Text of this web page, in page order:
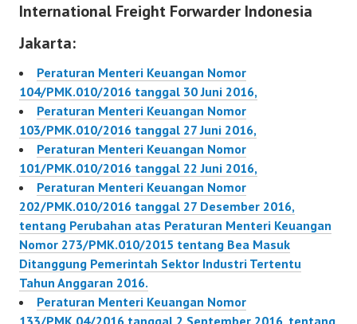
255/PMK.010/2016
International Freight Forwarder Indonesia
Jakarta:
Peraturan Menteri Keuangan Nomor
104/PMK.010/2016 tanggal 30 Juni 2016,
Peraturan Menteri Keuangan Nomor
103/PMK.010/2016 tanggal 27 Juni 2016,
Peraturan Menteri Keuangan Nomor
101/PMK.010/2016 tanggal 22 Juni 2016,
Peraturan Menteri Keuangan Nomor
202/PMK.010/2016 tanggal 27 Desember 2016,
tentang Perubahan atas Peraturan Menteri Keuangan
Nomor 273/PMK.010/2015 tentang Bea Masuk
Ditanggung Pemerintah Sektor Industri Tertentu
Tahun Anggaran 2016.
Peraturan Menteri Keuangan Nomor
133/PMK.04/2016 tanggal 2 September 2016, tentang